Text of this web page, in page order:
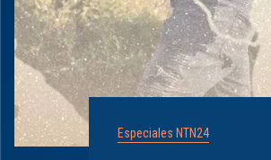
Especiales NTN24